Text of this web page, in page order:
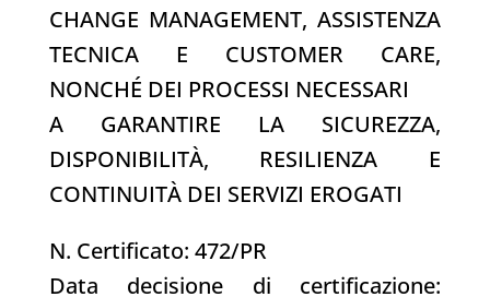
CHANGE MANAGEMENT, ASSISTENZA
TECNICA E CUSTOMER CARE,
NONCHÉ DEI PROCESSI NECESSARI
A GARANTIRE LA SICUREZZA,
DISPONIBILITÀ, RESILIENZA E
CONTINUITÀ DEI SERVIZI EROGATI
N. Certificato: 472/PR
Data decisione di certificazione: